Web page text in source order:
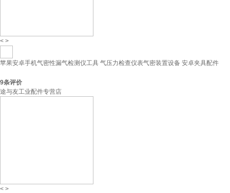
< >
苹果安卓手机气密性漏气检测仪工具 气压力检查仪表气密装置设备 安卓夹具配件
9条评价
途与友工业配件专营店
< >